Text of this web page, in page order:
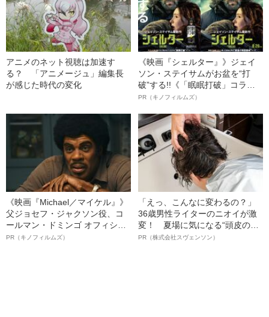
アニメのネット視聴は加速す
る？ 「アニメージュ」編集長
が感じた時代の変化
《映画『シェルター』》ジェイ
ソン・ステイサムがお盆を“打
破”する!!《「眠眠打破」コラ
ボ》
PR（キノフィルムズ）
《映画『Michael／マイケル』》
父ジョセフ・ジャクソン役、コ
ールマン・ドミンゴ オフィシャ
ルインタビュー“観客を魅了した
PR（キノフィルムズ）
「えっ、こんなに変わるの？」
36歳男性ライターのニオイが激
変！ 夏場に気になる“頭皮のニ
オイ”や“ベタつき”を解消す
PR（株式会社スヴェンソン）